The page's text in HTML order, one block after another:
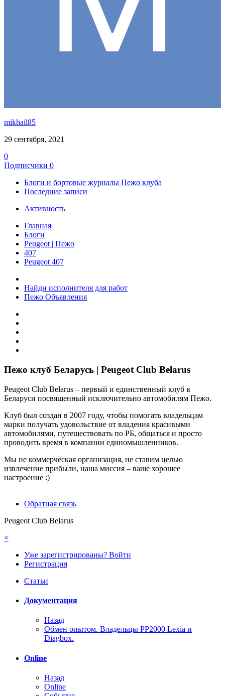
mikhail85
29 сентября, 2021
0
Подписчики 0
Блоги и бортовые журналы Пежо клуба
Последние записи
Активность
Главная
Блоги
Peugeot | Пежо
407
Peugeot 407
Найди исполнителя для работ
Пежо Объявления
Пежо клуб Беларусь | Peugeot Club Belarus
Peugeot Club Belarus – первый и единственный клуб в
Беларуси посвященный исключительно автомобилям Пежо.
Клуб был создан в 2007 году, чтобы помогать владельцам
марки получать удовольствие от владения красивыми
автомобилями, путешествовать по РБ, общаться и просто
проводить время в компании единомышленников.
Мы не коммерческая организация, не ставим целью
извлечение прибыли, наша миссия – ваше хорошее
настроение :)
Обратная связь
Peugeot Club Belarus
×
Уже зарегистрированы? Войти
Регистрация
Статьи
Документация
Назад
Обмен опытом. Владельцы PP2000 Lexia и
Diagbox.
Online
Назад
Online